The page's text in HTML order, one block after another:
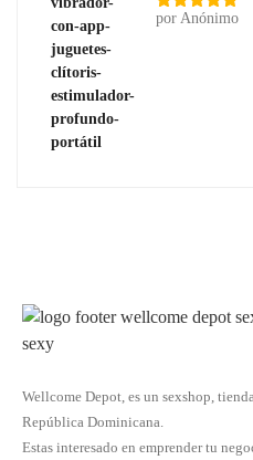
Valorado
por Anónimo
Wellcome Depot, es un sexshop,
República Dominicana.
Estas interesado en emprender tu